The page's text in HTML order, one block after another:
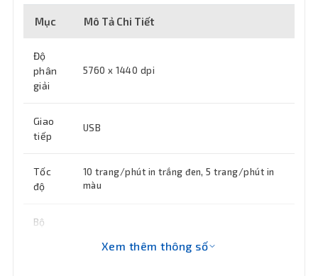
Mục Mô Tả Chi Tiết
Độ
phân
giải
5760 x 1440 dpi
Giao
tiếp
USB
Tốc
độ
10 trang/phút in trắng đen, 5 trang/phút in
màu
Bộ
Energy Use 14 Watt
Xem thêm thông số